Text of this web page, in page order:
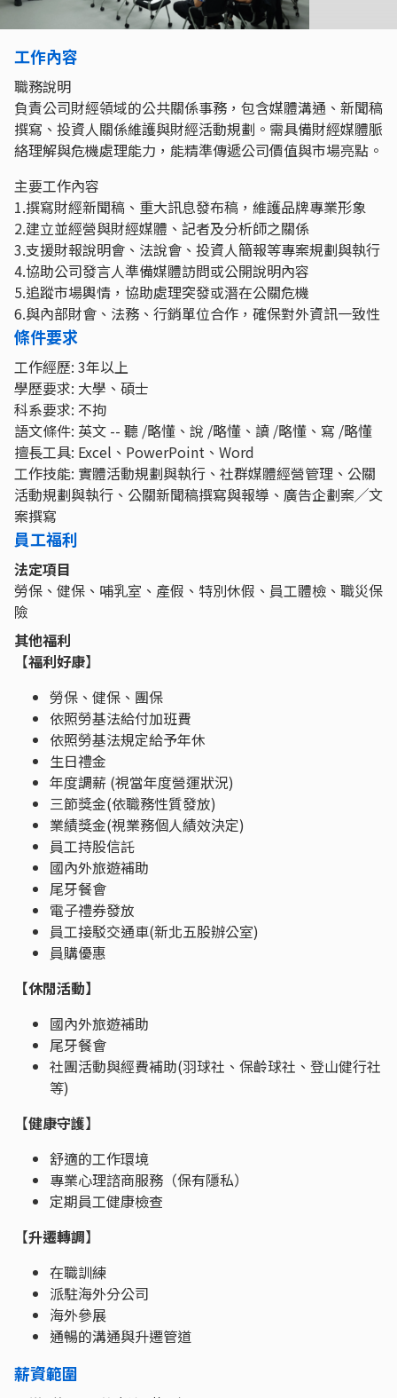
工作內容
職務說明
負責公司財經領域的公共關係事務，包含媒體溝通、新聞稿
撰寫、投資人關係維護與財經活動規劃。需具備財經媒體脈
絡理解與危機處理能力，能精準傳遞公司價值與市場亮點。
主要工作內容
1.撰寫財經新聞稿、重大訊息發布稿，維護品牌專業形象
2.建立並經營與財經媒體、記者及分析師之關係
3.支援財報說明會、法說會、投資人簡報等專案規劃與執行
4.協助公司發言人準備媒體訪問或公開說明內容
5.追蹤市場輿情，協助處理突發或潛在公關危機
6.與內部財會、法務、行銷單位合作，確保對外資訊一致性
條件要求
工作經歷: 3年以上
學歷要求: 大學、碩士
科系要求: 不拘
語文條件: 英文 -- 聽 /略懂、說 /略懂、讀 /略懂、寫 /略懂
擅長工具: Excel、PowerPoint、Word
工作技能: 實體活動規劃與執行、社群媒體經營管理、公關
活動規劃與執行、公關新聞稿撰寫與報導、廣告企劃案╱文
案撰寫
員工福利
法定項目
勞保、健保、哺乳室、產假、特別休假、員工體檢、職災保
險
其他福利
【福利好康】
勞保、健保、團保
依照勞基法給付加班費
依照勞基法規定給予年休
生日禮金
年度調薪 (視當年度營運狀況)
三節獎金(依職務性質發放)
業績獎金(視業務個人績效決定)
員工持股信託
國內外旅遊補助
尾牙餐會
電子禮券發放
員工接駁交通車(新北五股辦公室)
員購優惠
【休閒活動】
國內外旅遊補助
尾牙餐會
社團活動與經費補助(羽球社、保齡球社、登山健行社
等)
【健康守護】
舒適的工作環境
專業心理諮商服務（保有隱私）
定期員工健康檢查
【升遷轉調】
在職訓練
派駐海外分公司
海外參展
通暢的溝通與升遷管道
薪資範圍